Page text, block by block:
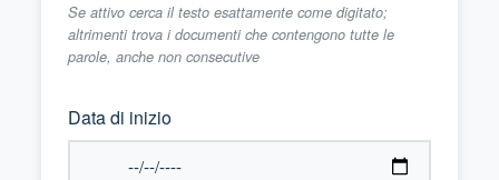
Se attivo cerca il testo esattamente come digitato;
altrimenti trova i documenti che contengono tutte le
parole, anche non consecutive
Data di inizio